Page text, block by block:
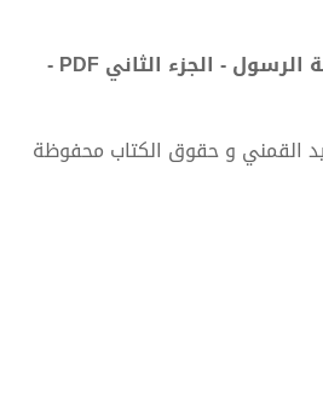
تحميل كتاب حروب دولة الرسول - الجزء الثاني PDF -
القمني و حقوق الكتاب محفوظة